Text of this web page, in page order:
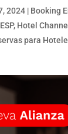
2024| Booking
ESP, Hotel
para